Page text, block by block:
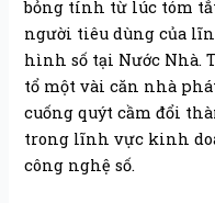
bỏng tính từ lúc tóm
người tiêu dùng của
hình số tại Nước Nhà.
tổ một vài căn nhà
cuống quýt cầm đổi
trong lĩnh vực kinh
công nghệ số.